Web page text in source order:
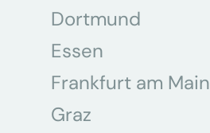
Dortmund
Essen
Frankfurt am Main
Graz